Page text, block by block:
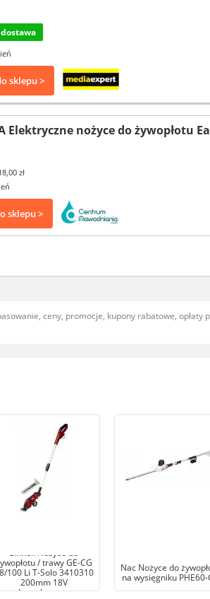
sklepu >
Elektryczne nożyce do żywopłotu
zł
sklepu >
ceny, promocje, kupony rabatowe,
Einhell Nożyce do
/ trawy GE-CG
100 Li T-Solo 3410310
200mm 18V
akumulatorowe
Nac Nożyce do
na wysięgniku PHE60-